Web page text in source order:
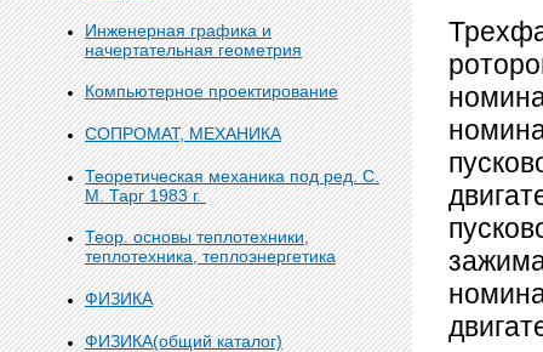
Инженерная графика и
начертательная геометрия
Компьютерное проектирование
СОПРОМАТ, МЕХАНИКА
Теоретическая механика под ред. С.
М. Тарг 1983 г.
Теор. основы теплотехники,
теплотехника, теплоэнергетика
ФИЗИКА
ФИЗИКА(общий каталог)